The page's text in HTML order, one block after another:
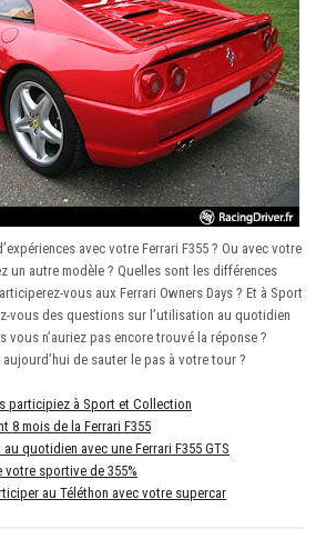
avec votre Ferrari F355 ? Ou avec votre
un autre modèle ? Quelles sont les différences
vous aux Ferrari Owners Days ? Et à Sport
vous des questions sur l’utilisation au quotidien
vous n’auriez pas encore trouvé la réponse ?
de sauter le pas à votre tour ?
participiez à Sport et Collection
8 mois de la Ferrari F355
quotidien avec une Ferrari F355 GTS
votre sportive de 355%
au Téléthon avec votre supercar